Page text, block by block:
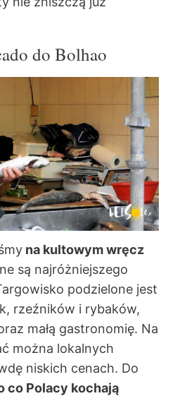
do Bolhao
na kultowym wręcz
są najróżniejszego
podzielone jest
rzeźników i rybaków,
małą gastronomię. Na
można lokalnych
niskich cenach. Do
co Polacy kochają